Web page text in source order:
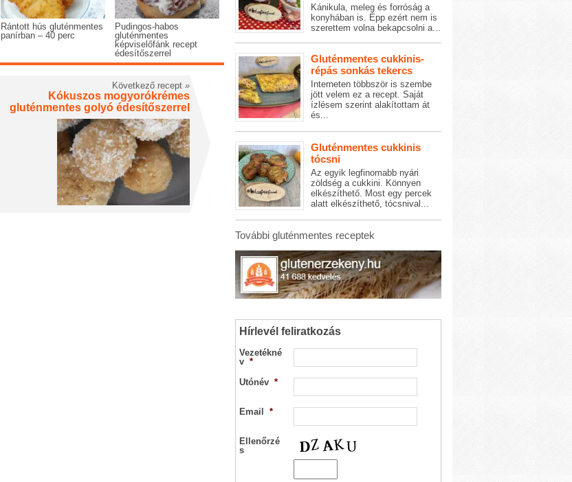
Rántott hús gluténmentes
panírban – 40 perc
Pudingos-habos
gluténmentes
képviselőfánk recept
édesítőszerrel
Következő recept »
Kókuszos mogyorókrémes
gluténmentes golyó édesítőszerrel
Kánikula, meleg és forróság a
konyhában is. Épp ezért nem is
szerettem volna bekapcsolni a...
Gluténmentes cukkinis-
répás sonkás tekercs
Interneten többször is szembe
jött velem ez a recept. Saját
ízlésem szerint alakítottam át
és...
Gluténmentes cukkinis
tócsni
Az egyik legfinomabb nyári
zöldség a cukkini. Könnyen
elkészíthető. Most egy percek
alatt elkészíthető, tócsnival...
További gluténmentes receptek
Hírlevél feliratkozás
Vezetékné
v *
Utónév *
Email *
Ellenőrzé
s